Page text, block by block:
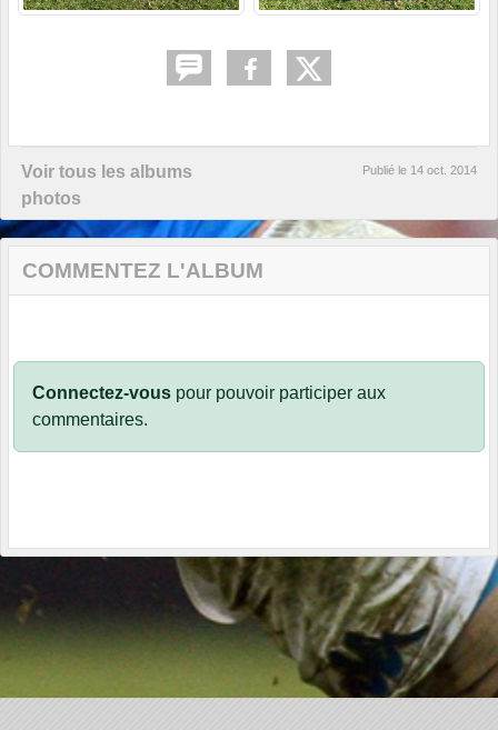
Voir tous les albums
photos
Publié le 14 oct. 2014
COMMENTEZ L'ALBUM
Connectez-vous pour pouvoir participer aux
commentaires.